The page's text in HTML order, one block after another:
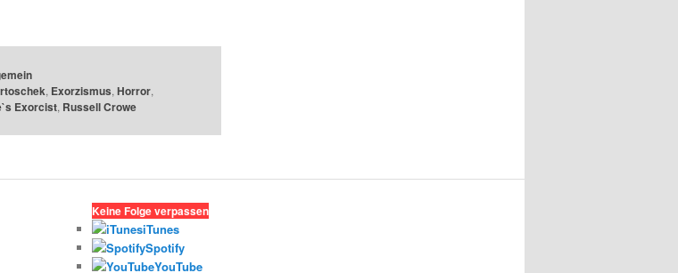
, Exorzismus,Horror,
Exorcist, Russell Crowe
Keine Folge verpassen
iTunes
Spotify
YouTube